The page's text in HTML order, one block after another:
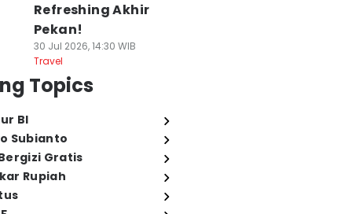
Refreshing Akhir
Pekan!
30 Jul 2026, 14:30 WIB
Travel
Topics
BI
Subianto
Gratis
Rupiah